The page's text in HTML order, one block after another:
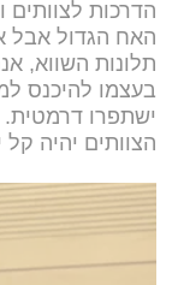
הדרכות
האח הגדול אבל
תלונות השווא,
בעצמו להיכנס
ישתפרו
הצוותים יהיה קל